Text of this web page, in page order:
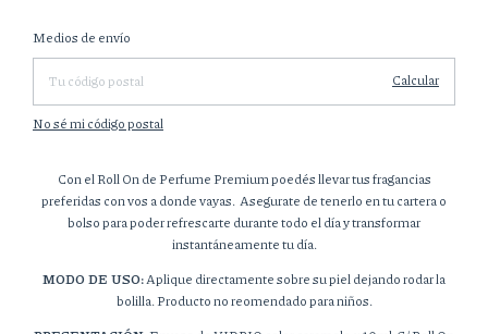
Entregas para el CP:
Medios de envío
Calcular
No sé mi código postal
Con el Roll On de Perfume Premium poedés llevar tus fragancias
preferidas con vos a donde vayas. Asegurate de tenerlo en tu cartera o
bolso para poder refrescarte durante todo el día y transformar
instantáneamente tu día.
MODO DE USO:Aplique directamente sobre su piel dejando rodar la
bolilla. Producto no reomendado para niños.